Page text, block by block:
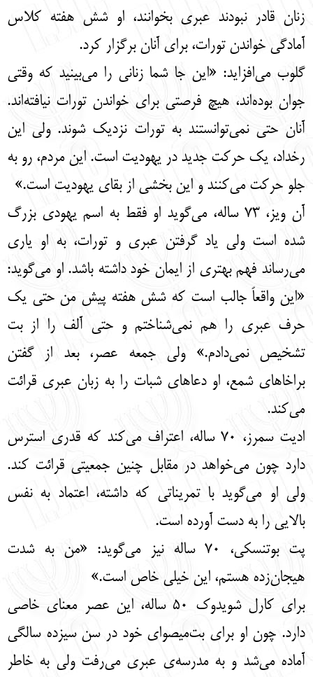
زنان قادر نبودند عبری بخوانند، او شش هفته کلاس
آمادگی خواندن تورات، برای آنان برگزار کرد.
گلوب می‌افزاید: «این جا شما زنانی را می‌بینید که وقتی
جوان بوده‌اند، هیچ فرصتی برای خواندن تورات نیافته‌اند.
آنان حتی نمی‌توانستند به تورات نزدیک شوند. ولی این
رخداد، یک حرکت جدید در یهودیت است. این مردم، رو به
جلو حرکت می‌کنند و این بخشی از بقای یهودیت است.»
آن ویز، 73 ساله، می‌گوید او فقط به اسم یهودی بزرگ
شده است ولی یاد گرفتن عبری و تورات، به او یاری
می‌رساند فهم بهتری از ایمان خود داشته باشد. او می‌گوید:
«این واقعاً جالب است که شش هفته پیش من حتی یک
حرف عبری را هم نمی‌شناختم و حتی آلف را از بت
تشخیص نمی‌دادم.» ولی جمعه عصر، بعد از گفتن
براخاهای شمع، او دعاهای شبات را به زبان عبری قرائت
می‌کند.
ادیت سمرز، 70 ساله، اعتراف می‌کند که قدری استرس
دارد چون می‌خواهد در مقابل چنین جمعیتی قرائت کند.
ولی او می‌گوید با تمریناتی که داشته، اعتماد به نفس
بالایی را به دست آورده است.
پت بوتنسکی، 70 ساله نیز می‌گوید: «من به شدت
هیجان‌زده هستم، این خیلی خاص است.»
برای کارل شویدوک 50 ساله، این عصر معنای خاصی
دارد. چون او برای بت‌میصوای خود در سن سیزده سالگی
آماده می‌شد و به مدرسه‌ی عبری می‌رفت ولی به خاطر